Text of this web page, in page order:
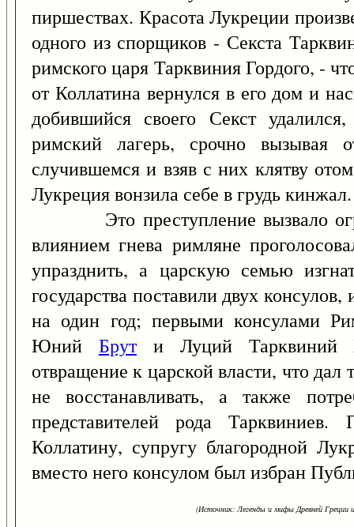
пиршествах. Красота Лукреции
одного из спорщиков - Секста
римского царя Тарквиния Гордого, -
от Коллатина вернулся в его дом и
добившийся своего Секст
римский лагерь, срочно
случившемся и взяв с них клятву
Лукреция вонзила себе в грудь кинжал.
Это преступление вызвало
влиянием гнева римляне
упразднить, а царскую семью
государства поставили двух
на один год; первыми консулами
Юний Брути Луций Тарквиний
отвращение к царской власти, что дал
не восстанавливать, а также
представителей рода
Коллатину, супругу благородной
вместо него консулом был избран
(Источник: Легенды и мифы Древней